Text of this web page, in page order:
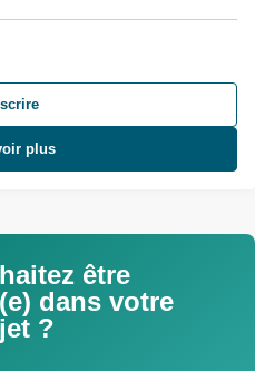
plus
être
dans votre
?